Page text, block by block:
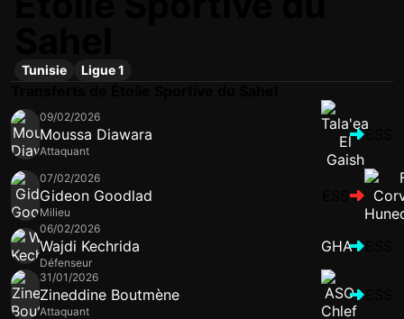
Tunisie Ligue 1
09/02/2026
Moussa Diawara
Attaquant
ESS
07/02/2026
Gideon Goodlad
Milieu
06/02/2026
Wajdi Kechrida
Défenseur
GHA
31/01/2026
Zineddine Boutmène
Attaquant